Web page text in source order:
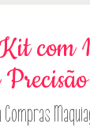
com
Compras